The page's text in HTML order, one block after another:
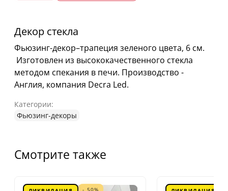
Декор стекла
Фьюзинг-декор–трапеция зеленого цвета, 6 см.
Изготовлен из высококачественного стекла
методом спекания в печи. Производство -
Англия, компания Decra Led.
Категории:
Фьюзинг-декоры
Смотрите также
- 50%